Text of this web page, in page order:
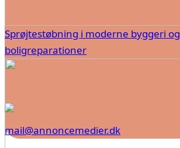
Sprøjtestøbning i moderne byggeri og
boligreparationer
mail@annoncemedier.dk